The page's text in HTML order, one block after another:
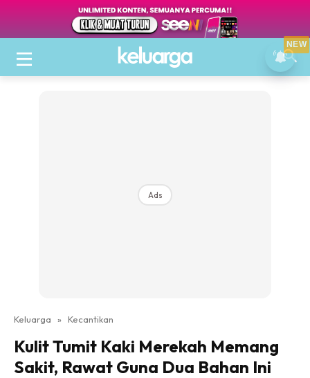
Ads
Keluarga » Kecantikan
Kulit Tumit Kaki Merekah Memang
Sakit, Rawat Guna Dua Bahan Ini
NEW